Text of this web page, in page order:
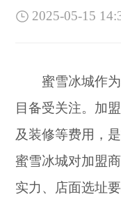
2025-05-15
蜜雪冰城作为
目备受关注。加
及装修等费用，
蜜雪冰城对加盟
实力、店面选址